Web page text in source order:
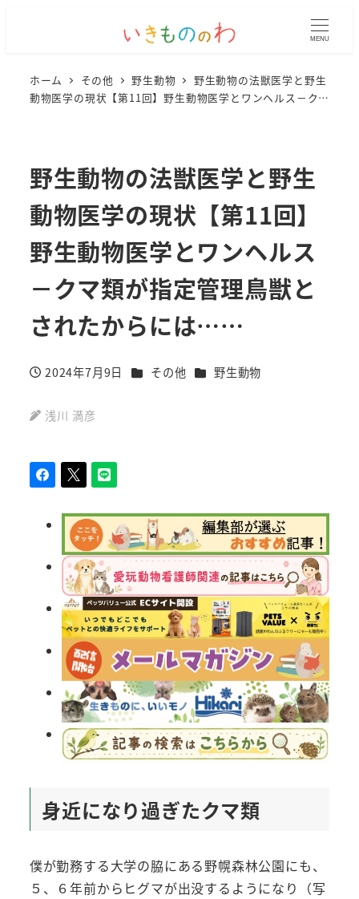
MENU
ホーム その他 野生動物
野生動物の法獣医学と野生
動物医学の現状【第11回】野生動物医学とワンヘルス－クマ
野生動物の法獣医学と野生
動物医学の現状【第11回】
野生動物医学とワンヘルス
－クマ類が指定管理鳥獣と
されたからには……
投稿日
2024年7月9日 カテゴリー
その他 カテゴリー
野生動物
浅川 満彦
身近になり過ぎたクマ類
僕が勤務する大学の脇にある野幌森林公園にも、
５、６年前からヒグマが出没するようになり（写